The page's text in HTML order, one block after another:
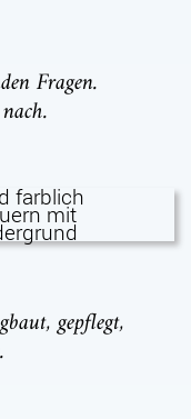
Fragen.
gepflegt,